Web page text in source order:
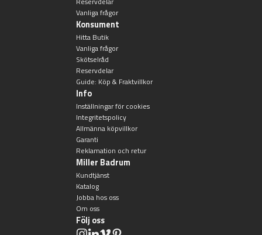
Vanliga frågor
Konsument
Hitta Butik
Vanliga frågor
Skötselråd
Reservdelar
Guide: Köp & Fraktvillkor
Info
Inställningar för cookies
Integritetspolicy
Allmänna köpvillkor
Garanti
Reklamation och retur
Miller Badrum
Kundtjänst
Katalog
Jobba hos oss
Om oss
Följ oss